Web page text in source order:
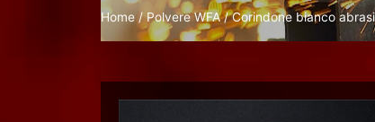
Home/Polvere WFA/ Corindone bianco